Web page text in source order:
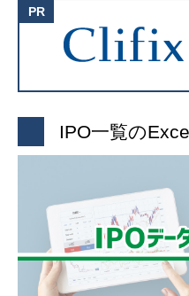
IPO一覧の